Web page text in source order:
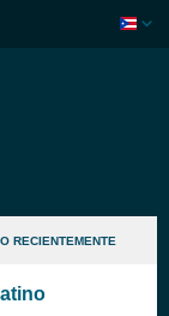
RECIENTEMENTE